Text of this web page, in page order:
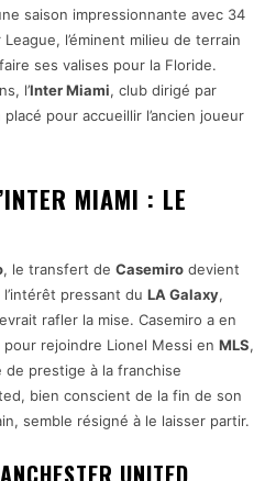
saison impressionnante avec 34
l’éminent milieu de terrain
ses valises pour la Floride.
l’Inter Miami, club dirigé par
pour accueillir l’ancien joueur
MIAMI : LE
, le transfert de Casemiro devient
pressant du LA Galaxy,
rafler la mise. Casemiro a en
rejoindre Lionel Messi en MLS,
prestige à la franchise
bien conscient de la fin de son
semble résigné à le laisser partir.